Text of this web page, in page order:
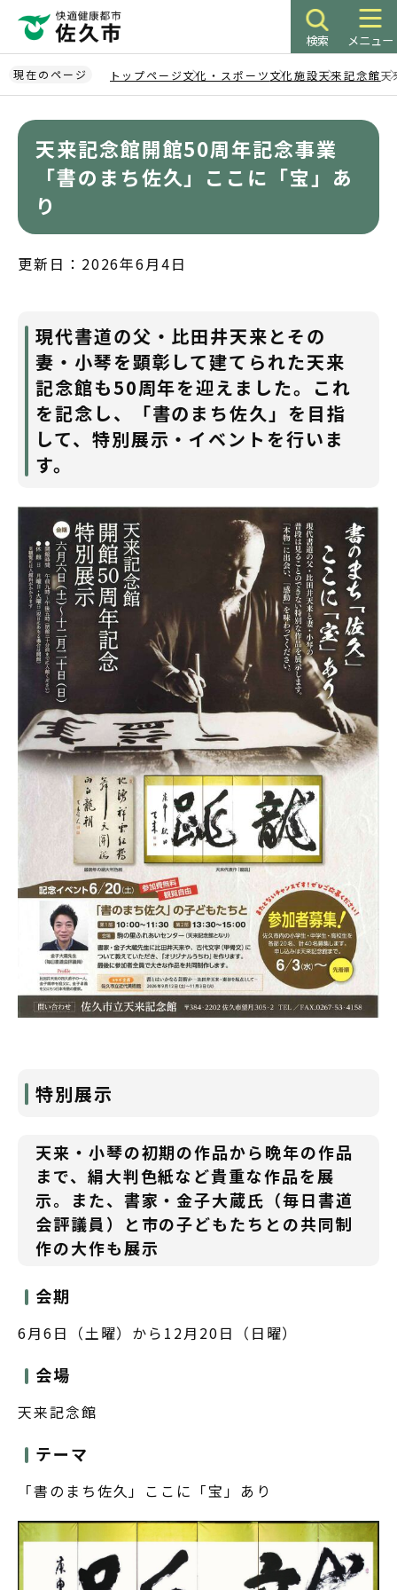
ペ
ー
ジ
検索 メニュー
現在のページ トップページ文化・スポーツ文化施設天来記念館天
天来記念館開館50周年記念事業
「書のまち佐久」ここに「宝」あ
り
更新日：2026年6月4日
現代書道の父・比田井天来とその
妻・小琴を顕彰して建てられた天来
記念館も50周年を迎えました。これ
を記念し、「書のまち佐久」を目指
して、特別展示・イベントを行いま
す。
特別展示
天来・小琴の初期の作品から晩年の作品
まで、絹大判色紙など貴重な作品を展
示。また、書家・金子大蔵氏（毎日書道
会評議員）と市の子どもたちとの共同制
作の大作も展示
会期
6月6日（土曜）から12月20日（日曜）
会場
天来記念館
テーマ
「書のまち佐久」ここに「宝」あり